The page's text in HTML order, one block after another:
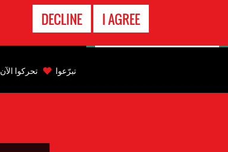
I AGREE
DECLINE
تبرّعوا تحركوا الآن
الاتصال
بالطوارىء